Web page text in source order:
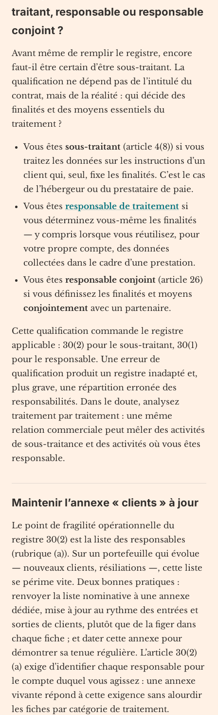
traitant, responsable ou responsable
conjoint ?
Avant même de remplir le registre, encore
faut-il être certain d’être sous-traitant. La
qualification ne dépend pas de l’intitulé du
contrat, mais de la réalité : qui décide des
finalités et des moyens essentiels du
traitement ?
Vous êtes sous-traitant (article 4(8)) si vous
traitez les données sur les instructions d’un
client qui, seul, fixe les finalités. C’est le cas
de l’hébergeur ou du prestataire de paie.
Vous êtes responsable de traitement si
vous déterminez vous-même les finalités
— y compris lorsque vous réutilisez, pour
votre propre compte, des données
collectées dans le cadre d’une prestation.
Vous êtes responsable conjoint (article 26)
si vous définissez les finalités et moyens
conjointement avec un partenaire.
Cette qualification commande le registre
applicable : 30(2) pour le sous-traitant, 30(1)
pour le responsable. Une erreur de
qualification produit un registre inadapté et,
plus grave, une répartition erronée des
responsabilités. Dans le doute, analysez
traitement par traitement : une même
relation commerciale peut mêler des activités
de sous-traitance et des activités où vous êtes
responsable.
Maintenir l’annexe « clients » à jour
Le point de fragilité opérationnelle du
registre 30(2) est la liste des responsables
(rubrique (a)). Sur un portefeuille qui évolue
— nouveaux clients, résiliations —, cette liste
se périme vite. Deux bonnes pratiques :
renvoyer la liste nominative à une annexe
dédiée, mise à jour au rythme des entrées et
sorties de clients, plutôt que de la figer dans
chaque fiche ; et dater cette annexe pour
démontrer sa tenue régulière. L’article 30(2)
(a) exige d’identifier chaque responsable pour
le compte duquel vous agissez : une annexe
vivante répond à cette exigence sans alourdir
les fiches par catégorie de traitement.